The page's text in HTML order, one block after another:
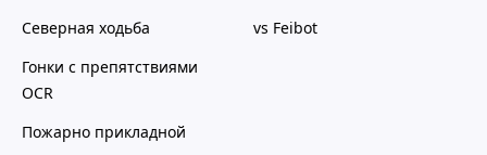
Северная ходьба
Гонки с препятствиями
OCR
Пожарно прикладной
vs Feibot